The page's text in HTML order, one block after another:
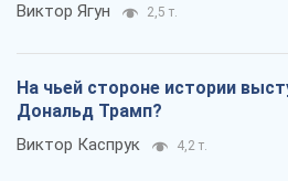
Виктор Ягун 2,5 т.
На чьей стороне истории
Дональд Трамп?
Виктор Каспрук 4,2 т.